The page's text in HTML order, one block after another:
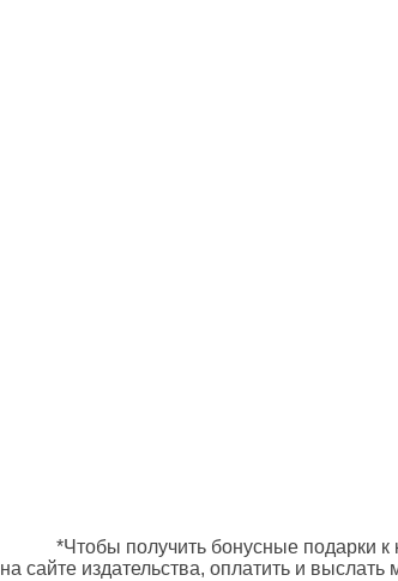
*Чтобы получить бонусные подарки к
на сайте издательства, оплатить и